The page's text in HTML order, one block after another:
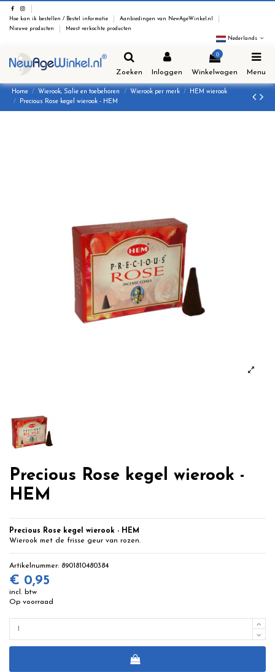
Hoe kan ik bestellen / Bestel informatie
Aanbiedingen van NewAgeWinkel.nl
Nieuwe producten
Meest verkochte producten
Nederlands
Zoeken Inloggen
0
Winkelwagen Menu
Home Wierook, Salie en toebehoren Wierook per merk
HEM wierook
Precious Rose kegel wierook - HEM
Precious Rose kegel wierook -
HEM
Precious Rose kegel wierook - HEM
Wierook met de frisse geur van rozen.
Artikelnummer: 8901810480384
€ 0,95
incl. btw
Op voorraad